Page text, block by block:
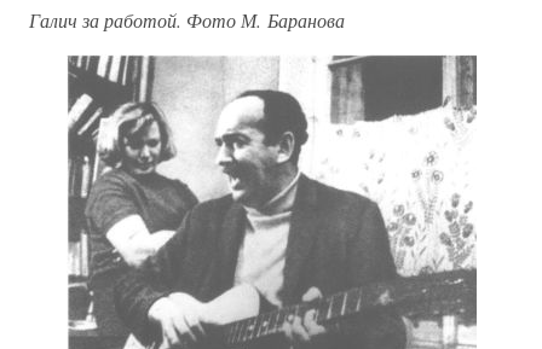
Галич за работой. Фото М. Баранова